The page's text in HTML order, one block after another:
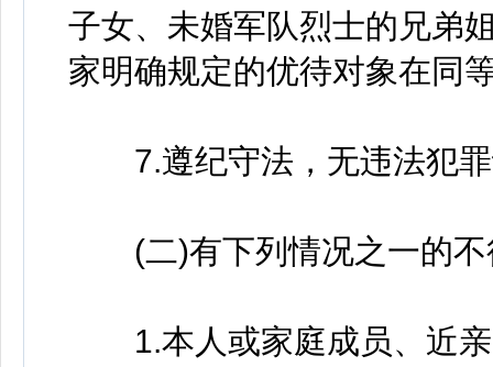
子女、未婚军队烈士的兄弟
家明确规定的优待对象在同
7.遵纪守法，无违法犯罪
(二)有下列情况之一的不
1.本人或家庭成员、近亲